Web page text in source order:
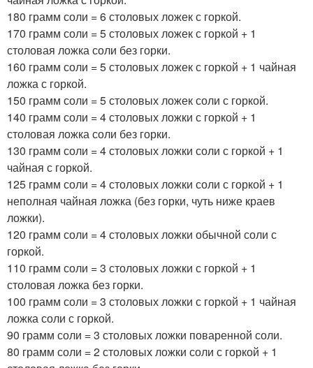
180 грамм соли = 6 столовых ложек с горкой.
170 грамм соли = 5 столовых ложек с горкой + 1
столовая ложка соли без горки.
160 грамм соли = 5 столовых ложек с горкой + 1 чайная
ложка с горкой.
150 грамм соли = 5 столовых ложек соли с горкой.
140 грамм соли = 4 столовых ложки с горкой + 1
столовая ложка соли без горки.
130 грамм соли = 4 столовых ложки соли с горкой + 1
чайная с горкой.
125 грамм соли = 4 столовых ложки соли с горкой + 1
неполная чайная ложка (без горки, чуть ниже краев
ложки).
120 грамм соли = 4 столовых ложки обычной соли с
горкой.
110 грамм соли = 3 столовых ложки с горкой + 1
столовая ложка без горки.
100 грамм соли = 3 столовых ложки с горкой + 1 чайная
ложка соли с горкой.
90 грамм соли = 3 столовых ложки поваренной соли.
80 грамм соли = 2 столовых ложки соли с горкой + 1